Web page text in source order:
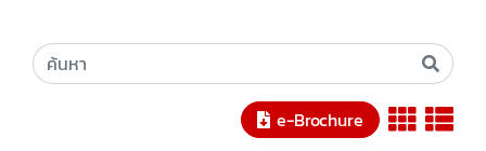
e-Brochure